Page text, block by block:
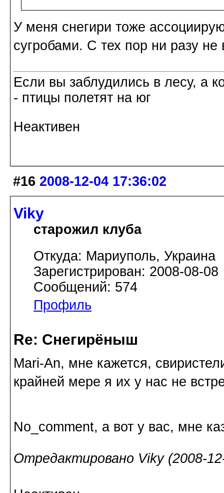
У меня снегири тоже
сугробами. С тех пор ни разу не
Если вы заблудились в лесу, а
- птицы полетят на юг
Неактивен
#16 2008-12-04 17:36:02
Viky
старожил клуба
Откуда: Мариуполь, Украина
Зарегистрирован: 2008-08-08
Сообщений: 574
Профиль
Re: Снегирёныш
Mari-An, мне кажется,
крайней мере я их у нас не
No_comment, а вот у вас, мне
Отредактировано Viky (2008-